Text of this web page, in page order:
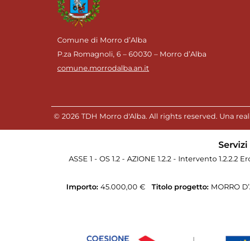
Comune di Morro d’Alba
P.za Romagnoli, 6 – 60030 – Morro d’Alba
comune.morrodalba.an.it
© 2026 TDH Morro d'Alba. All rights reserved. Una
Servizi
ASSE 1 - OS 1.2 - AZIONE 1.2.2 - Intervento
Importo: 45.000,00 € Titolo progetto: MORRO